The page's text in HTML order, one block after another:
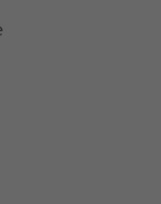
der
durch den